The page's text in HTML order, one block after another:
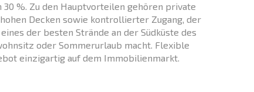
%. Zu den Hauptvorteilen gehören private
Decken sowie kontrollierter Zugang, der
der besten Strände an der Südküste des
oder Sommerurlaub macht. Flexible
einzigartig auf dem Immobilienmarkt.